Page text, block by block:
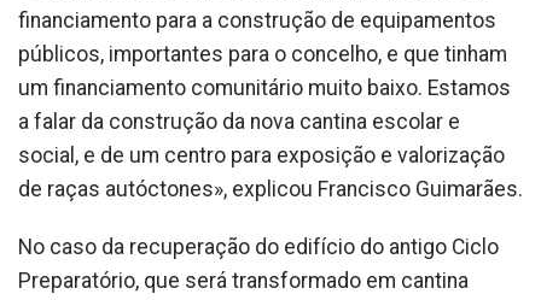
financiamento para a construção de equipamentos
públicos, importantes para o concelho, e que tinham
um financiamento comunitário muito baixo. Estamos
a falar da construção da nova cantina escolar e
social, e de um centro para exposição e valorização
de raças autóctones», explicou Francisco Guimarães.
No caso da recuperação do edifício do antigo Ciclo
Preparatório, que será transformado em cantina